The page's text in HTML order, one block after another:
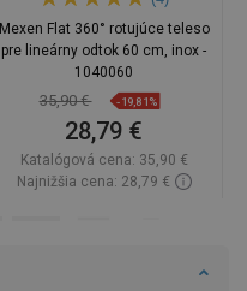
Mexen Flat 360° rotujúce teleso
pre lineárny odtok 60 cm, inox -
1040060
35,90 € -19,81%
28,79 €
Katalógová cena: 35,90 €
Najnižšia cena: 28,79 €